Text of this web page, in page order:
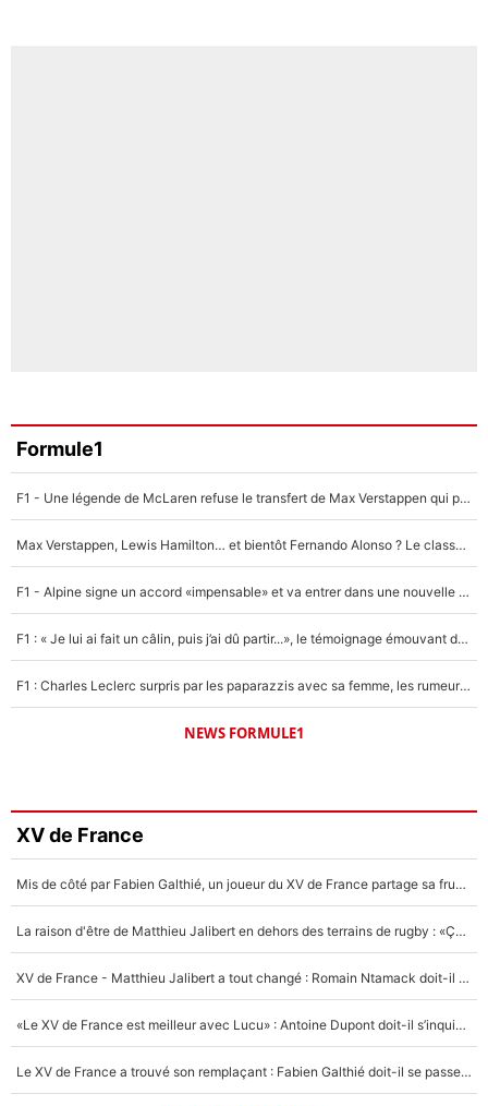
Formule1
F1 - Une légende de McLaren refuse le transfert de Max Verstappen qui pourrait «faire des vagues» et plomber l'ambiance dans l'équipe
Max Verstappen, Lewis Hamilton… et bientôt Fernando Alonso ? Le classement des pilotes les mieux payés en Formule 1 risque de changer !
F1 - Alpine signe un accord «impensable» et va entrer dans une nouvelle dimension : Grande nouvelle pour Pierre Gasly !
F1 : « Je lui ai fait un câlin, puis j’ai dû partir...», le témoignage émouvant de Max Verstappen sur sa fille
F1 : Charles Leclerc surpris par les paparazzis avec sa femme, les rumeurs étaient vraies !
NEWS FORMULE1
XV de France
Mis de côté par Fabien Galthié, un joueur du XV de France partage sa frustration : «ils ne me l’ont pas dit tout de suite»
La raison d'être de Matthieu Jalibert en dehors des terrains de rugby : «Ça m'atteint autant que si tu touches à un membre de ma famille»
XV de France - Matthieu Jalibert a tout changé : Romain Ntamack doit-il s’inquiéter pour sa place à un an de la Coupe du monde ?
«Le XV de France est meilleur avec Lucu» : Antoine Dupont doit-il s’inquiéter pour sa place ?
Le XV de France a trouvé son remplaçant : Fabien Galthié doit-il se passer d'Antoine Dupont ?